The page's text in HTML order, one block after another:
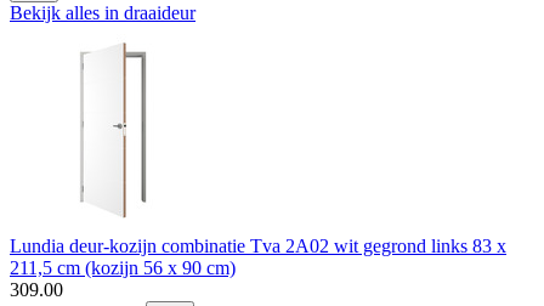
Bekijk alles in draaideur
Lundia deur-kozijn combinatie Tva 2A02 wit gegrond links 83 x
211,5 cm (kozijn 56 x 90 cm)
309.00